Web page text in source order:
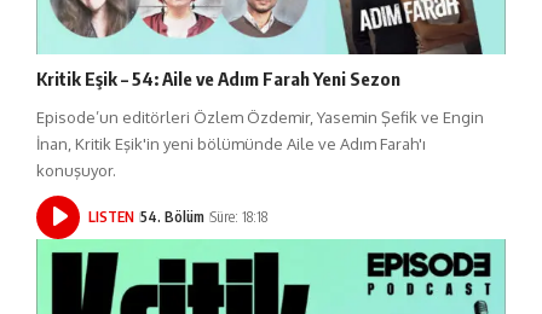
Kritik Eşik – 54: Aile ve Adım Farah Yeni Sezon
Episode’un editörleri Özlem Özdemir, Yasemin Şefik ve Engin
İnan, Kritik Eşik'in yeni bölümünde Aile ve Adım Farah'ı
konuşuyor.
LISTEN 54. Bölüm Süre: 18:18